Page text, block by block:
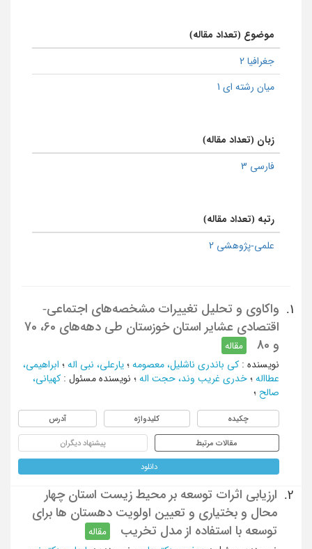
موضوع (تعداد مقاله)
جغرافیا 2
میان رشته ای 1
زبان (تعداد مقاله)
فارسی 3
رتبه (تعداد مقاله)
علمی-پژوهشی 2
1.
واکاوی و تحلیل تغییرات مشخصه‌های اجتماعی-
اقتصادی عشایر استان خوزستان طی دهه‌های 60، 70
و 80
مقاله
نویسنده : کی باندری ناشلیل، معصومه ؛ یارعلی، نبی اله ؛ ابراهیمی،
عطااله ؛ خدری غریب وند، حجت اله ؛ نویسنده مسئول : کهیانی،
صالح ؛
چکیده کلیدواژه آدرس
مقالات مرتبط پیشنهاد دیگران
دانلود
2.
ارزیابی اثرات توسعه بر محیط زیست استان چهار
محال و بختیاری و تعیین اولویت دهستان ها برای
توسعه با استفاده از مدل تخریب
مقاله